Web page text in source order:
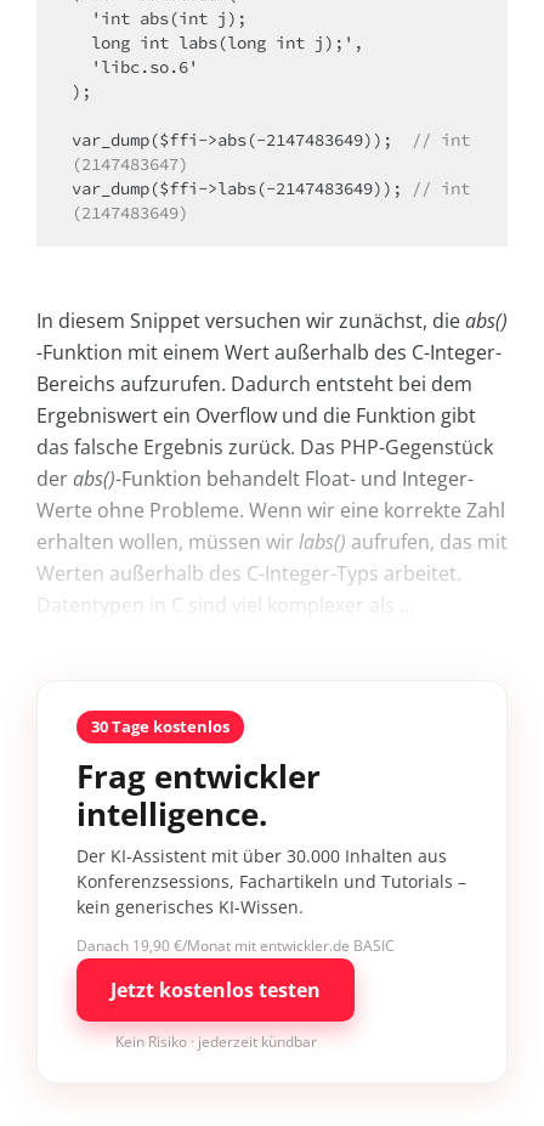
);
var_dump($ffi->abs(-2147483649));
// int
(2147483647)
var_dump($ffi->labs(-2147483649));
// int
(2147483649)
In diesem Snippet versuchen wir zunächst, dieabs()
-Funktion mit einem Wert außerhalb des C-Integer-
Bereichs aufzurufen. Dadurch entsteht bei dem
Ergebniswert ein Overflow und die Funktion gibt
das falsche Ergebnis zurück. Das PHP-Gegenstück
derabs()-Funktion behandelt Float- und Integer-
Werte ohne Probleme. Wenn wir eine korrekte Zahl
erhalten wollen, müssen wir labs() aufrufen, das mit
Werten außerhalb des C-Integer-Typs arbeitet.
Datentypen in C sind viel komplexer als ...
30 Tage kostenlos
Frag entwickler
intelligence.
Der KI-Assistent mit über 30.000 Inhalten aus
Konferenzsessions, Fachartikeln und Tutorials –
kein generisches KI-Wissen.
Danach 19,90 €/Monat mit entwickler.de BASIC
Jetzt kostenlos testen
Kein Risiko · jederzeit kündbar